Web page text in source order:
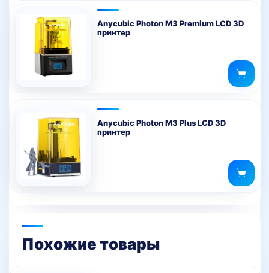
Anycubic Photon M3 Premium LCD 3D
принтер
Anycubic Photon M3 Plus LCD 3D
принтер
Похожие товары